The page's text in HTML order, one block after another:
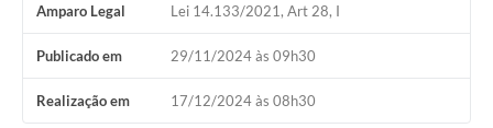
Amparo Legal Lei 14.133/2021, Art 28, I
Publicado em 29/11/2024 às 09h30
Realização em 17/12/2024 às 08h30